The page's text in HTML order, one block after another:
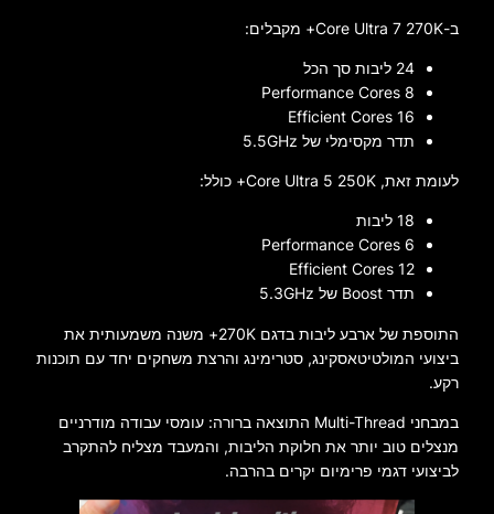
ב-Core Ultra 7 270K+ מקבלים:
24 ליבות סך הכל
8 Performance Cores
16 Efficient Cores
תדר מקסימלי של 5.5GHz
לעומת זאת, Core Ultra 5 250K+ כולל:
18 ליבות
6 Performance Cores
12 Efficient Cores
תדר Boost של 5.3GHz
התוספת של ארבע ליבות בדגם 270K+ משנה משמעותית את
ביצועי המולטיטאסקינג, סטרימינג והרצת משחקים יחד עם תוכנות
רקע.
במבחני Multi-Thread התוצאה ברורה: עומסי עבודה מודרניים
מנצלים טוב יותר את חלוקת הליבות, והמעבד מצליח להתקרב
לביצועי דגמי פרימיום יקרים בהרבה.